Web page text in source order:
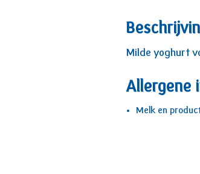
Milde yoghurt
Allergene
Melk en